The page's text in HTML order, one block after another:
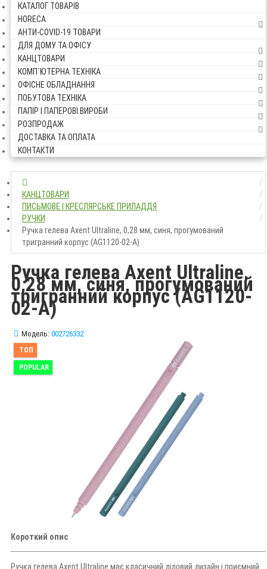
КАТАЛОГ ТОВАРІВ
HORECA
АНТИ-COVID-19 ТОВАРИ
ДЛЯ ДОМУ ТА ОФІСУ
КАНЦТОВАРИ
КОМП`ЮТЕРНА ТЕХНІКА
ОФІСНЕ ОБЛАДНАННЯ
ПОБУТОВА ТЕХНІКА
ПАПІР І ПАПЕРОВІ ВИРОБИ
РОЗПРОДАЖ
ДОСТАВКА ТА ОПЛАТА
КОНТАКТИ
КАНЦТОВАРИ
ПИСЬМОВЕ І КРЕСЛЯРСЬКЕ ПРИЛАДДЯ
РУЧКИ
Ручка гелева Axent Ultraline, 0,28 мм, синя, прогумований
тригранний корпус (AG1120-02-A)
Ручка гелева Axent Ultraline,
0,28 мм, синя, прогумований
тригранний корпус (AG1120-
02-A)
Модель: 002726332
ТОП
POPULAR
Короткий опис
Ручка гелева Axent Ultraline має класичний діловий дизайн і приємний